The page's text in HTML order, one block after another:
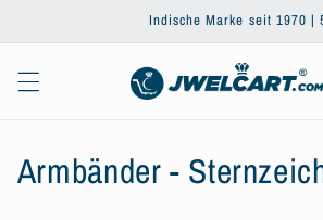
Inhalt
Indische Marke seit 1970 |
K
Armbänder -